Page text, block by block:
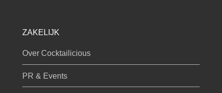
ZAKELIJK
Over Cocktailicious
PR & Events